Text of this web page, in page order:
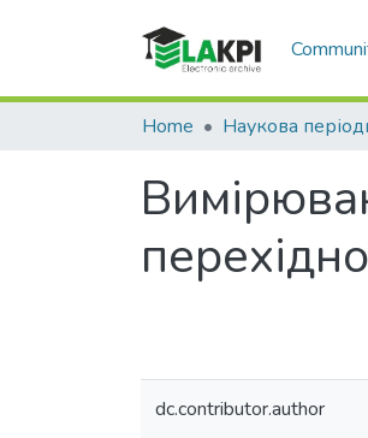
Home Наукова
dc.contributor.author